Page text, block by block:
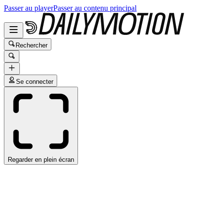
Passer au playerPasser au contenu principal
Rechercher
Se connecter
Regarder en plein écran